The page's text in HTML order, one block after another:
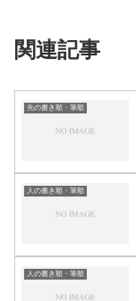
関連記事
先の書き順・筆順
人の書き順・筆順
人の書き順・筆順